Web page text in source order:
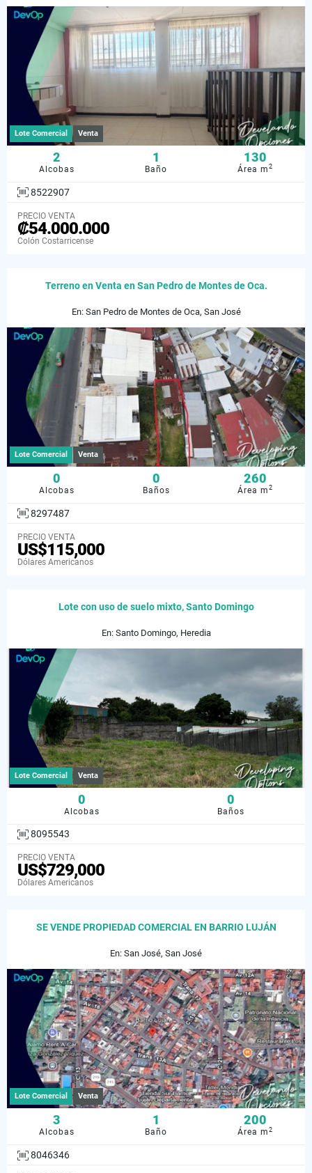
Lote Comercial Venta
2
Alcobas
1
Baño
130
Área m2
8522907
PRECIO VENTA
₡54.000.000
Colón Costarricense
Terreno en Venta en San Pedro de Montes de Oca.
En: San Pedro de Montes de Oca, San José
Lote Comercial Venta
0
Alcobas
0
Baños
260
Área m2
8297487
PRECIO VENTA
US$115,000
Dólares Americanos
Lote con uso de suelo mixto, Santo Domingo
En: Santo Domingo, Heredia
Lote Comercial Venta
0
Alcobas
0
Baños
8095543
PRECIO VENTA
US$729,000
Dólares Americanos
SE VENDE PROPIEDAD COMERCIAL EN BARRIO LUJÁN
En: San José, San José
Lote Comercial Venta
3
Alcobas
1
Baño
200
Área m2
8046346